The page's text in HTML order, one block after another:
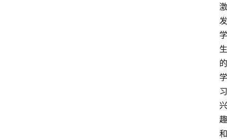
激
发
学
生
的
学
习
兴
趣
和